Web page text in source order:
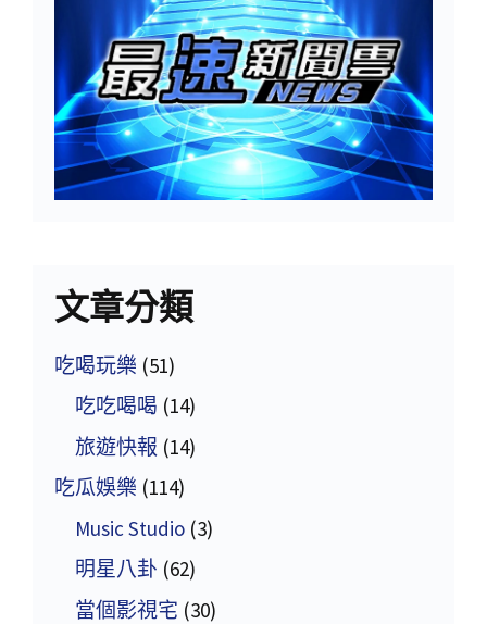
文章分類
吃喝玩樂 (51)
吃吃喝喝 (14)
旅遊快報 (14)
吃瓜娛樂 (114)
Music Studio (3)
明星八卦 (62)
當個影視宅 (30)